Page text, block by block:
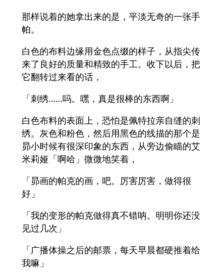
那样说着的她拿出来的是，平淡无奇的一张手
帕。
白色的布料边缘用金色点缀的样子，从指尖传
来了良好的质量和精致的手工。收下以后，把
它翻转过来看的话，
「刺绣……吗。嘿，真是很棒的东西啊」
白色布料的表面上，恐怕是佩特拉亲自缝的刺
绣。灰色和粉色，然后用黑色的线描的那个是
昴小时候有很深印象的东西，从旁边偷瞄的艾
米莉娅「啊哈」微微地笑着，
「昴画的帕克的画，吧。厉害厉害，做得很
好」
「我的变形的帕克做得真不错呐。明明你还没
见过几次」
「广播体操之后的邮票，每天早晨都硬推着给
我嘛」